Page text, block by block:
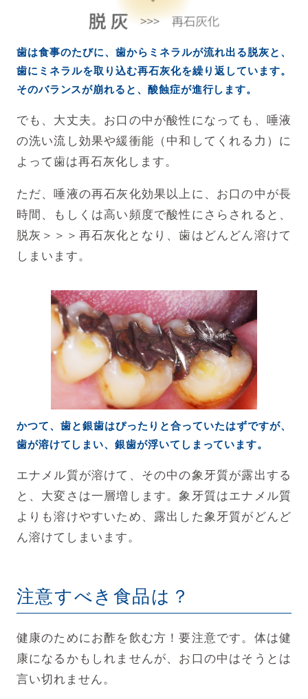
歯は食事のたびに、歯からミネラルが流れ出る脱灰と、
歯にミネラルを取り込む再石灰化を繰り返しています。
そのバランスが崩れると、酸蝕症が進行します。
でも、大丈夫。お口の中が酸性になっても、唾液
の洗い流し効果や緩衝能 （中和してくれる力）に
よって歯は再石灰化します。
ただ、唾液の再石灰化効果以上に、 お口の中が長
時間、もしくは高い頻度で酸性にさらされると、
脱灰＞＞＞再石灰化となり、歯はどんどん溶けて
しまいます。
かつて、歯と銀歯はぴったりと合っていたはずですが、
歯が溶けてしまい、銀歯が浮いてしまっています。
エナメル質が溶けて、その中の象牙質が露出する
と、大変さは一層増します。象牙質はエナメル質
よりも溶けやすいため、露出した象牙質がどんど
ん溶けてしまいます。
注意すべき食品は？
健康のためにお酢を飲む方！要注意です。体は健
康になるかもしれませんが、お口の中はそうとは
言い切れません。